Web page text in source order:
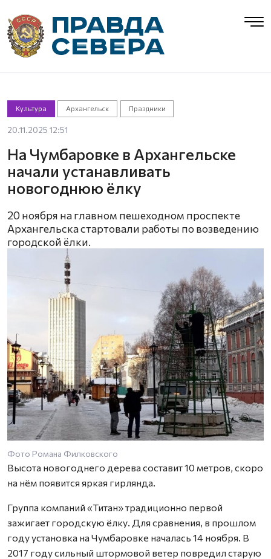
Культура Архангельск Праздники
20.11.2025 12:51
На Чумбаровке в Архангельске
начали устанавливать
новогоднюю ёлку
20 ноября на главном пешеходном проспекте
Архангельска стартовали работы по возведению
городской ёлки.
Фото Романа Филковского
Высота новогоднего дерева составит 10 метров, скоро
на нём появится яркая гирлянда.
Группа компаний «Титан» традиционно первой
зажигает городскую ёлку. Для сравнения, в прошлом
году установка на Чумбаровке началась 14 ноября. В
2017 году сильный штормовой ветер повредил старую